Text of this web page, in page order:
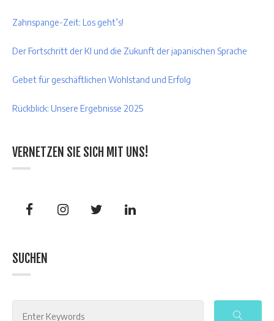
Zahnspange-Zeit: Los geht’s!
Der Fortschritt der KI und die Zukunft der japanischen Sprache
Gebet für geschäftlichen Wohlstand und Erfolg
Rückblick: Unsere Ergebnisse 2025
VERNETZEN SIE SICH MIT UNS!
SUCHEN